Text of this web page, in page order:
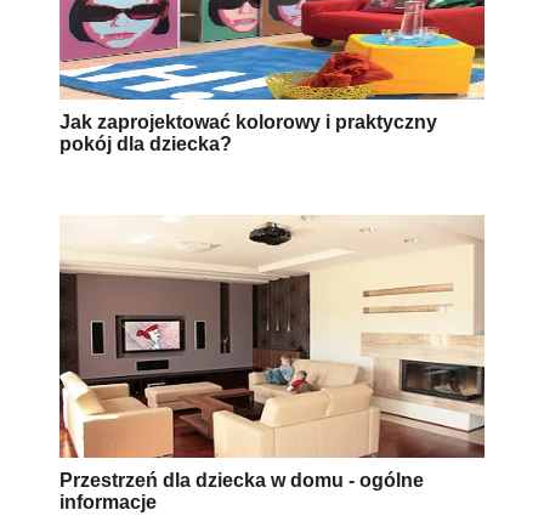
Jak zaprojektować kolorowy i praktyczny
pokój dla dziecka?
Przestrzeń dla dziecka w domu - ogólne
informacje